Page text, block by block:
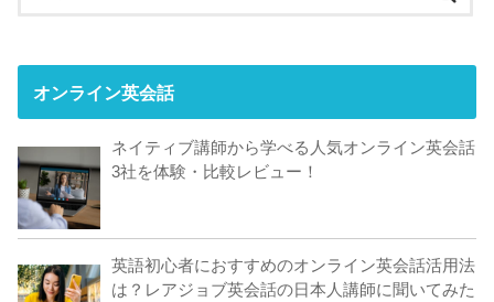
オンライン英会話
ネイティブ講師から学べる人気オンライン英会話
3社を体験・比較レビュー！
英語初心者におすすめのオンライン英会話活用法
は？レアジョブ英会話の日本人講師に聞いてみた